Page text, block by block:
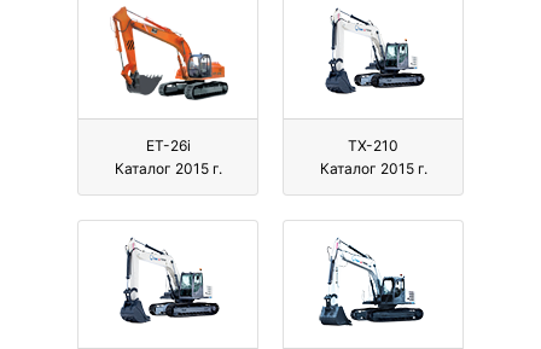
ЕТ-26i
Каталог 2015 г.
ТХ-210
Каталог 2015 г.